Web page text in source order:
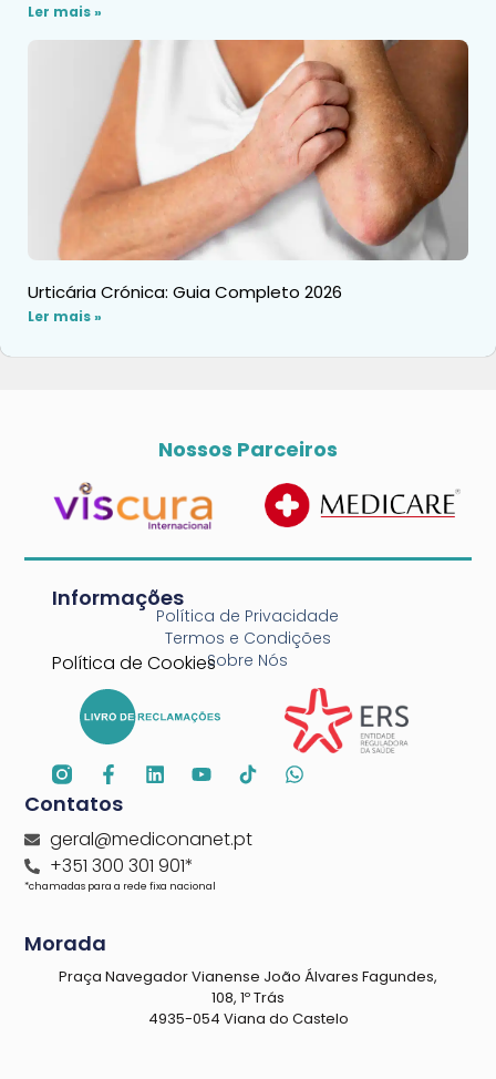
Ler mais »
Urticária Crónica: Guia Completo 2026
Ler mais »
Nossos Parceiros
Informações
Política de Privacidade
Termos e Condições
Sobre Nós
Política de Cookies
Contatos
geral@mediconanet.pt
+351 300 301 901*
*chamadas para a rede fixa nacional
Morada
Praça Navegador Vianense João Álvares Fagundes,
108, 1º Trás
4935-054 Viana do Castelo